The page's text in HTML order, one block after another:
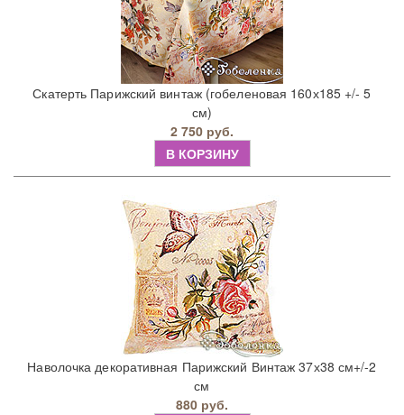
Скатерть Парижский винтаж (гобеленовая 160х185 +/- 5
см)
2 750 руб.
В КОРЗИНУ
Наволочка декоративная Парижский Винтаж 37х38 см+/-2
см
880 руб.